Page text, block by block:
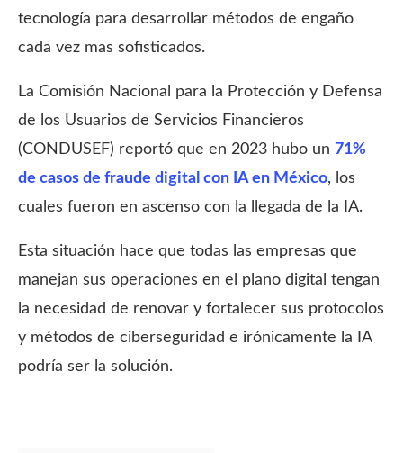
tecnología para desarrollar métodos de engaño
cada vez mas sofisticados.
La Comisión Nacional para la Protección y Defensa
de los Usuarios de Servicios Financieros
(CONDUSEF) reportó que en 2023 hubo un 71%
de casos de fraude digital con IA en México, los
cuales fueron en ascenso con la llegada de la IA.
Esta situación hace que todas las empresas que
manejan sus operaciones en el plano digital tengan
la necesidad de renovar y fortalecer sus protocolos
y métodos de ciberseguridad e irónicamente la IA
podría ser la solución.